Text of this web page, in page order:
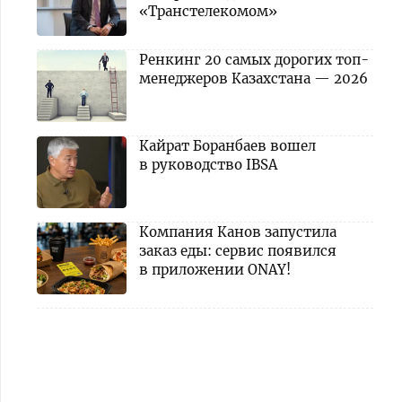
«Транстелекомом»
Ренкинг 20 самых дорогих топ-
менеджеров Казахстана — 2026
Кайрат Боранбаев вошел
в руководство IBSA
Компания Канов запустила
заказ еды: сервис появился
в приложении ONAY!